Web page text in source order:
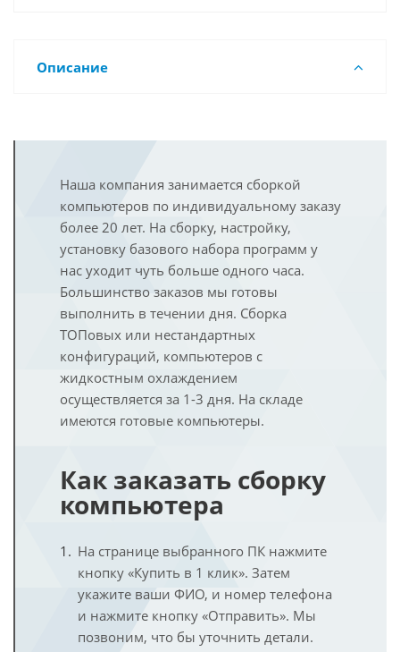
Описание
Наша компания занимается сборкой
компьютеров по индивидуальному заказу
более 20 лет. На сборку, настройку,
установку базового набора программ у
нас уходит чуть больше одного часа.
Большинство заказов мы готовы
выполнить в течении дня. Сборка
ТОПовых или нестандартных
конфигураций, компьютеров с
жидкостным охлаждением
осуществляется за 1-3 дня. На складе
имеются готовые компьютеры.
Как заказать сборку
компьютера
На странице выбранного ПК нажмите
кнопку «Купить в 1 клик». Затем
укажите ваши ФИО, и номер телефона
и нажмите кнопку «Отправить». Мы
позвоним, что бы уточнить детали.